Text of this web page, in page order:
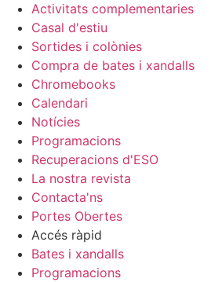
Activitats complementaries
Casal d'estiu
Sortides i colònies
Compra de bates i xandalls
Chromebooks
Calendari
Notícies
Programacions
Recuperacions d'ESO
La nostra revista
Contacta'ns
Portes Obertes
Accés ràpid
Bates i xandalls
Programacions